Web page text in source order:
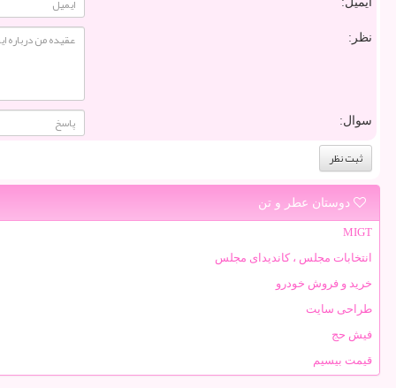
نظر:
سوال:
دوستان عطر و تن
MIGT
انتخابات مجلس ، کاندیدای مجلس
خرید و فروش خودرو
طراحی سایت
فیش حج
قیمت بیسیم